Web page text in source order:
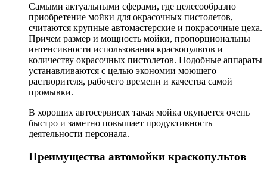
Самыми актуальными сферами, где целесообразно
приобретение мойки для окрасочных пистолетов,
считаются крупные автомастерские и покрасочные цеха.
Причем размер и мощность мойки, пропорциональны
интенсивности использования краскопультов и
количеству окрасочных пистолетов. Подобные аппараты
устанавливаются с целью экономии моющего
растворителя, рабочего времени и качества самой
промывки.
В хороших автосервисах такая мойка окупается очень
быстро и заметно повышает продуктивность
деятельности персонала.
Преимущества автомойки краскопультов